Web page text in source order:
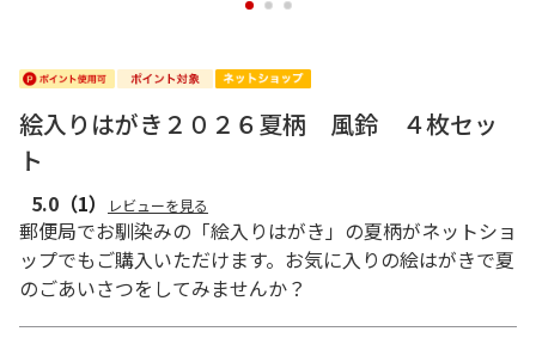
1 2 3
絵入りはがき２０２６夏柄 風鈴 ４枚セッ
ト
5.0 （1） レビューを見る
郵便局でお馴染みの「絵入りはがき」の夏柄がネットショ
ップでもご購入いただけます。お気に入りの絵はがきで夏
のごあいさつをしてみませんか？